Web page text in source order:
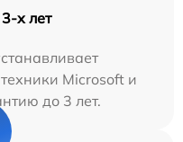
х лет
Microsoft и
до 3 лет.